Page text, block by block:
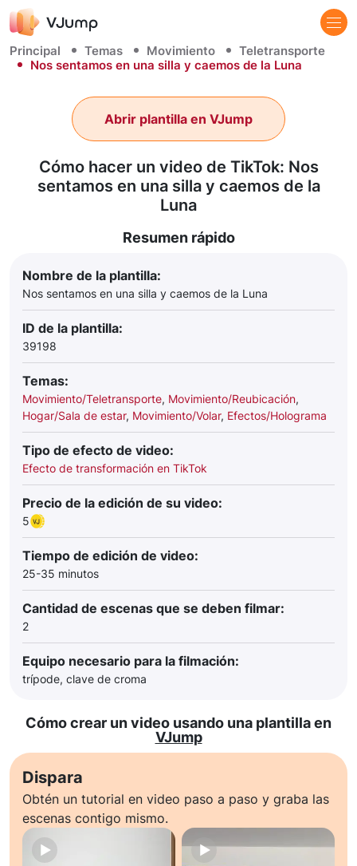
Principal Temas Movimiento
Teletransporte
Nos sentamos en una silla y caemos de la Luna
Cómo hacer un video de TikTok: Nos
sentamos en una silla y caemos de la
Luna
Abrir plantilla en VJump
Resumen rápido
Nombre de la plantilla:
Nos sentamos en una silla y caemos de la Luna
ID de la plantilla:
39198
Temas:
Movimiento/Teletransporte, Movimiento/Reubicación,
Hogar/Sala de estar, Movimiento/Volar, Efectos/Holograma
Tipo de efecto de video:
Efecto de transformación en TikTok
Precio de la edición de su video:
5
Tiempo de edición de video:
25-35 minutos
Cantidad de escenas que se deben filmar:
2
Equipo necesario para la filmación:
trípode, clave de croma
Cómo crear un video usando una plantilla en
VJump
Dispara
Obtén un tutorial en video paso a paso y graba las
escenas contigo mismo.